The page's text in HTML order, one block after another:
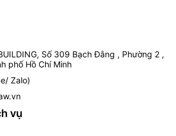
Số 309 Bạch Đằng , Phường 2 ,
phố Hồ Chí Minh
Zalo)
vụ